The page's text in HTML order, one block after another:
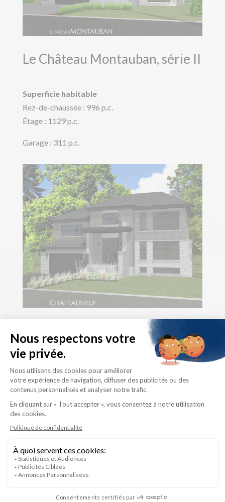
Le Château Montauban, série II
Superficie habitable
Rez-de-chaussée : 996 p.c.
Étage : 1129 p.c.
Garage : 311 p.c.
Le Châteauneuf, série II
Rez-de-chaussée : 864 p.c.
Étage : 1207 p.c.
Garage : 425 p.c.